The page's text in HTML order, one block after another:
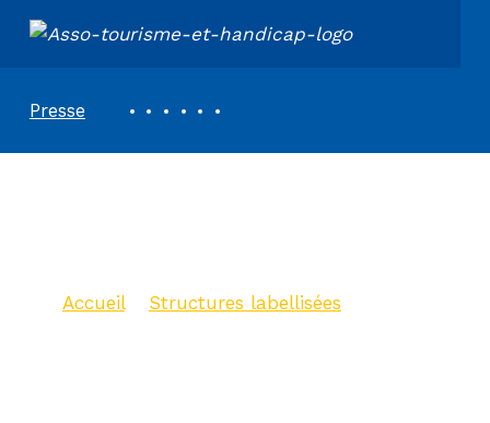
ASSOCIATION TOURISME ET HANDICAPS
Presse
Accueil> Structures labellisées